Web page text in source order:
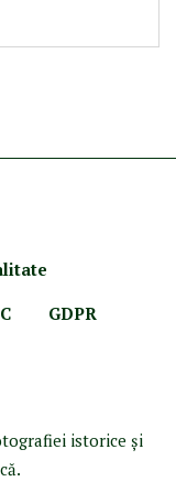
GDPR
istorice şi